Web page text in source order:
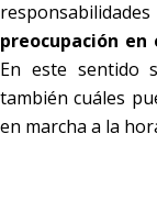
preocupación
En este sentido
también cuáles
en marcha a la